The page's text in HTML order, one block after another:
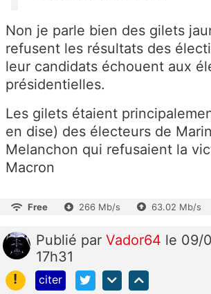
Non je parle bien des gilets
refusent les résultats des
leur candidats échouent aux
présidentielles.
Les gilets étaient
en dise) des électeurs de
Melanchon qui refusaient la
Macron
Free 266 Mb/s 63.02 Mb/s
Publié par Vador64 le 09/
17h31
!
citer